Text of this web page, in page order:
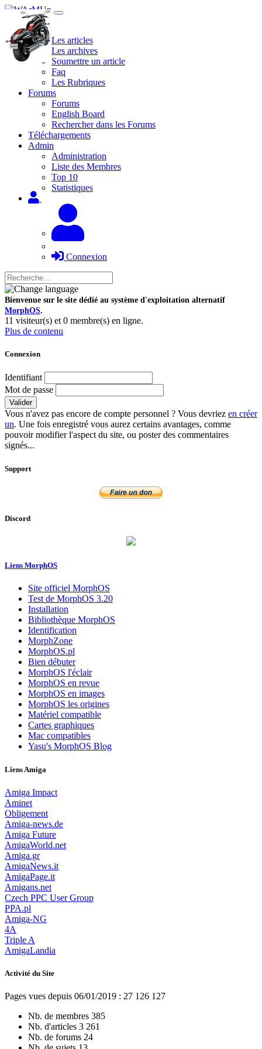
Site
Les articles
Les archives
Soumettre un article
Faq
Les Rubriques
Forums
Forums
English Board
Rechercher dans les Forums
Téléchargements
Admin
Administration
Liste des Membres
Top 10
Statistiques
Connexion
Bienvenue sur le site dédié au système d'exploitation alternatif
MorphOS.
11 visiteur(s) et 0 membre(s) en ligne.
Plus de contenu
Connexion
Identifiant
Mot de passe
Valider
Vous n'avez pas encore de compte personnel ? Vous devriez en créer
un. Une fois enregistré vous aurez certains avantages, comme
pouvoir modifier l'aspect du site, ou poster des commentaires
signés...
Support
Discord
Liens MorphOS
Site officiel MorphOS
Test de MorphOS 3.20
Installation
Bibliothèque MorphOS
Identification
MorphZone
MorphOS.pl
Bien débuter
MorphOS l'éclair
MorphOS en revue
MorphOS en images
MorphOS les origines
Matériel compatible
Cartes graphiques
Mac compatibles
Yasu's MorphOS Blog
Liens Amiga
Amiga Impact
Aminet
Obligement
Amiga-news.de
Amiga Future
AmigaWorld.net
Amiga.gr
AmigaNews.it
AmigaPage.it
Amigans.net
Czech PPC User Group
PPA.pl
Amiga-NG
4A
Triple A
AmigaLandia
Activité du Site
Pages vues depuis 06/01/2019 : 27 126 127
Nb. de membres 385
Nb. d'articles 3 261
Nb. de forums 24